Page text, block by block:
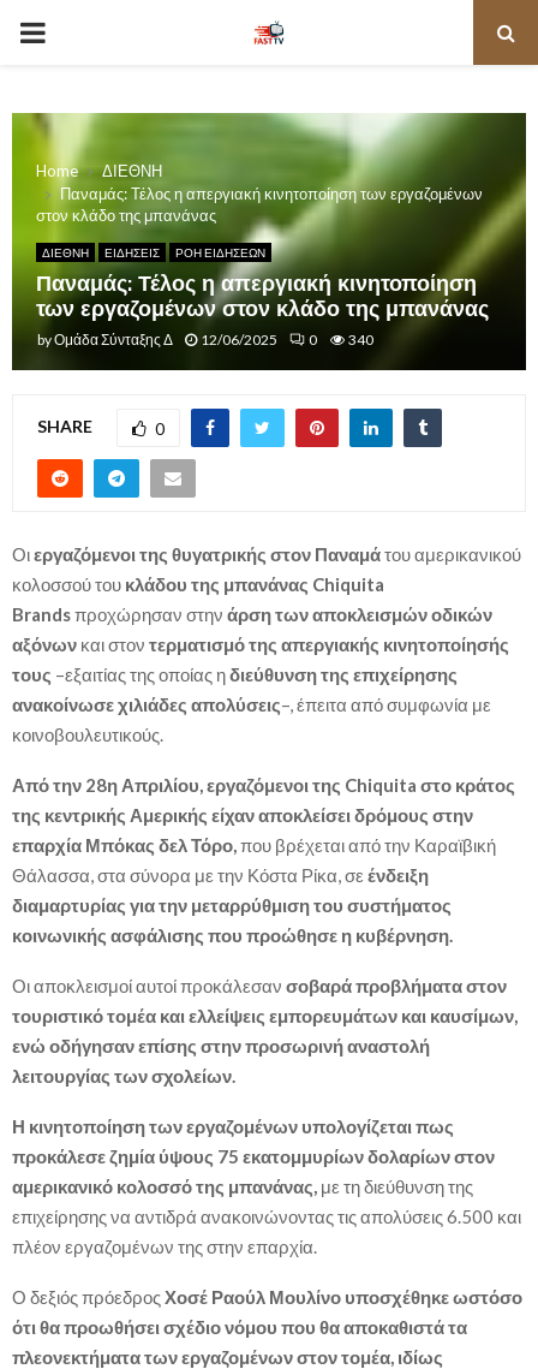
PRIMARY
Home
ΔΙΕΘΝΗ
Παναμάς: Τέλος η απεργιακή κινητοποίηση των εργαζομένων
στον κλάδο της μπανάνας
ΔΙΕΘΝΗ ΕΙΔΗΣΕΙΣ ΡΟΗ ΕΙΔΗΣΕΩΝ
Παναμάς: Τέλος η απεργιακή κινητοποίηση
των εργαζομένων στον κλάδο της μπανάνας
byΟμάδα Σύνταξης Δ 12/06/2025 0 340
SHARE 0
Οιεργαζόμενοι της θυγατρικής στον Παναμάτου αμερικανικού
κολοσσού του κλάδου της μπανάνας Chiquita
Brandsπροχώρησαν στην άρση των αποκλεισμών οδικών
αξόνων και στον τερματισμό της απεργιακής κινητοποίησής
τους –εξαιτίας της οποίας ηδιεύθυνση της επιχείρησης
ανακοίνωσε χιλιάδες απολύσεις–, έπειτα από συμφωνία με
κοινοβουλευτικούς.
Από την 28η Απριλίου, εργαζόμενοι της Chiquita στο κράτος
της κεντρικής Αμερικής είχαν αποκλείσει δρόμους στην
επαρχία Μπόκας δελ Τόρο, που βρέχεται από την Καραϊβική
Θάλασσα, στα σύνορα με την Κόστα Ρίκα, σε ένδειξη
διαμαρτυρίας για την μεταρρύθμιση του συστήματος
κοινωνικής ασφάλισης που προώθησε η κυβέρνηση.
Οι αποκλεισμοί αυτοί προκάλεσαν σοβαρά προβλήματα στον
τουριστικό τομέα και ελλείψεις εμπορευμάτων και καυσίμων,
ενώ οδήγησαν επίσης στην προσωρινή αναστολή
λειτουργίας των σχολείων.
Η κινητοποίηση των εργαζομένων υπολογίζεται πως
προκάλεσε ζημία ύψους 75 εκατομμυρίων δολαρίων στον
αμερικανικό κολοσσό της μπανάνας, με τη διεύθυνση της
επιχείρησης να αντιδρά ανακοινώνοντας τις απολύσεις 6.500 και
πλέον εργαζομένων της στην επαρχία.
Ο δεξιός πρόεδροςΧοσέ Ραούλ Μουλίνο υποσχέθηκε ωστόσο
ότι θα προωθήσει σχέδιο νόμου που θα αποκαθιστά τα
πλεονεκτήματα των εργαζομένων στον τομέα, ιδίως